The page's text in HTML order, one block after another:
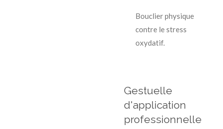
Bouclier physique
contre le stress
oxydatif.
Gestuelle
d'application
professionnelle